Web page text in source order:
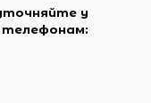
у
телефонам: